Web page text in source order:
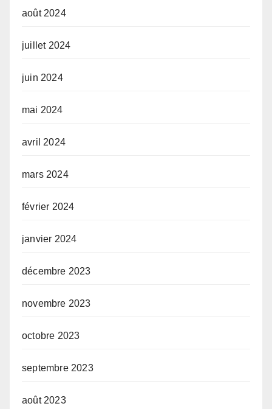
août 2024
juillet 2024
juin 2024
mai 2024
avril 2024
mars 2024
février 2024
janvier 2024
décembre 2023
novembre 2023
octobre 2023
septembre 2023
août 2023